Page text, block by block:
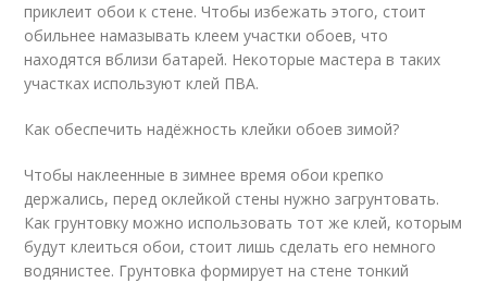
приклеит обои к стене. Чтобы избежать этого, стоит
обильнее намазывать клеем участки обоев, что
находятся вблизи батарей. Некоторые мастера в таких
участках используют клей ПВА.
Как обеспечить надёжность клейки обоев зимой?
Чтобы наклеенные в зимнее время обои крепко
держались, перед оклейкой стены нужно загрунтовать.
Как грунтовку можно использовать тот же клей, которым
будут клеиться обои, стоит лишь сделать его немного
водянистее. Грунтовка формирует на стене тонкий